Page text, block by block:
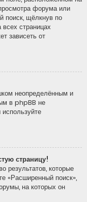
форума или
поиск, щёлкнув по
страницах
зависеть от
неопределённым и
в phpBB не
страницу!
результатов, которые
«Расширенный поиск»,
на которых он